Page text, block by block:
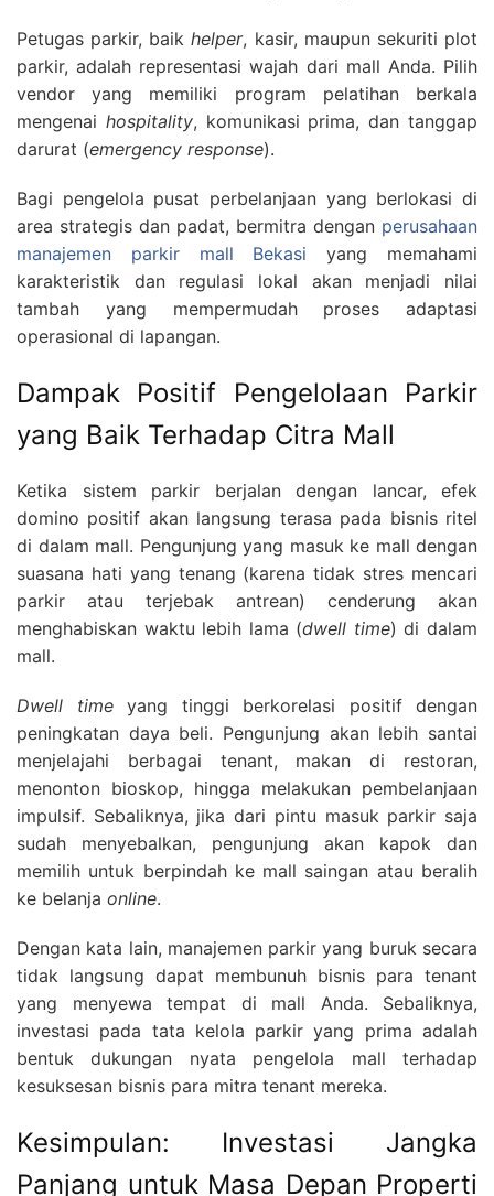
Petugas parkir, baikhelper, kasir, maupun sekuriti plot
parkir, adalah representasi wajah dari mall Anda. Pilih
vendor yang memiliki program pelatihan berkala
mengenai hospitality, komunikasi prima, dan tanggap
darurat (emergency response).
Bagi pengelola pusat perbelanjaan yang berlokasi di
area strategis dan padat, bermitra dengan perusahaan
manajemen parkir mall Bekasi yang memahami
karakteristik dan regulasi lokal akan menjadi nilai
tambah yang mempermudah proses adaptasi
operasional di lapangan.
Dampak Positif Pengelolaan Parkir
yang Baik Terhadap Citra Mall
Ketika sistem parkir berjalan dengan lancar, efek
domino positif akan langsung terasa pada bisnis ritel
di dalam mall. Pengunjung yang masuk ke mall dengan
suasana hati yang tenang (karena tidak stres mencari
parkir atau terjebak antrean) cenderung akan
menghabiskan waktu lebih lama (dwell time) di dalam
mall.
Dwell timeyang tinggi berkorelasi positif dengan
peningkatan daya beli. Pengunjung akan lebih santai
menjelajahi berbagai tenant, makan di restoran,
menonton bioskop, hingga melakukan pembelanjaan
impulsif. Sebaliknya, jika dari pintu masuk parkir saja
sudah menyebalkan, pengunjung akan kapok dan
memilih untuk berpindah ke mall saingan atau beralih
ke belanja online.
Dengan kata lain, manajemen parkir yang buruk secara
tidak langsung dapat membunuh bisnis para tenant
yang menyewa tempat di mall Anda. Sebaliknya,
investasi pada tata kelola parkir yang prima adalah
bentuk dukungan nyata pengelola mall terhadap
kesuksesan bisnis para mitra tenant mereka.
Kesimpulan: Investasi Jangka
Panjang untuk Masa Depan Properti